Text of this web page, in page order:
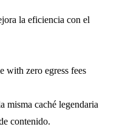
la eficiencia con el
with zero egress fees
misma caché legendaria
contenido.